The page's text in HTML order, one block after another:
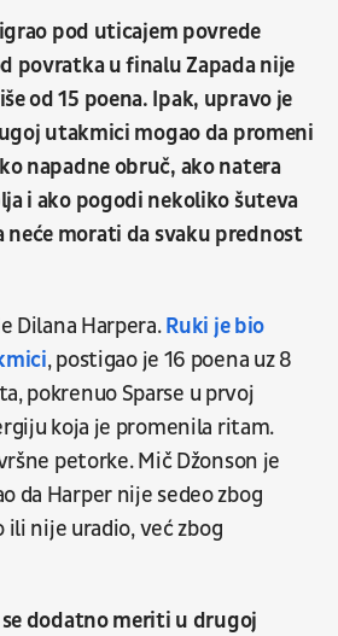
pod uticajem povrede
povratka u finalu Zapada nije
od 15 poena. Ipak, upravo je
utakmici mogao da promeni
napadne obruč, ako natera
i ako pogodi nekoliko šuteva
neće morati da svaku prednost
Dilana Harpera.Ruki je bio
, postigao je 16 poena uz 8
pokrenuo Sparse u prvoj
koja je promenila ritam.
petorke. Mič Džonson je
da Harper nije sedeo zbog
ili nije uradio, već zbog
se dodatno meriti u drugoj